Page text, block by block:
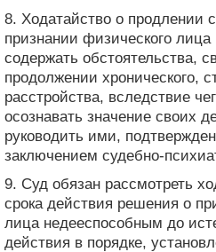
8. Ходатайство о продлении
признании физического
содержать обстоятельства,
продолжении хронического,
расстройства, вследствие
осознавать значение своих
руководить ими,
заключением судебно-
9. Суд обязан рассмотреть
срока действия решения о
лица недееспособным до
действия в порядке,